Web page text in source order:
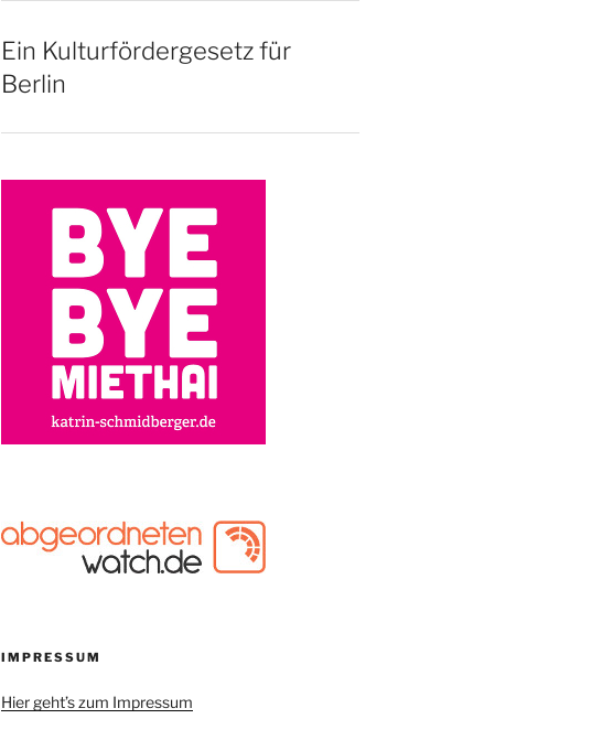
Ein Kulturfördergesetz für
Berlin
IMPRESSUM
Hier geht’s zum Impressum